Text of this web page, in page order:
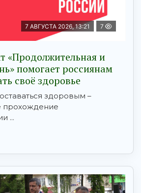
7 АВГУСТА 2026, 13:21 7
«Продолжительная и
помогает россиянам
своё здоровье
здоровым –
прохождение
...